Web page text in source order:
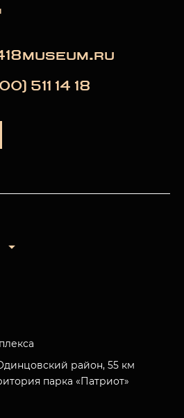
511 14 18
район, 55 км
парка «Патриот»